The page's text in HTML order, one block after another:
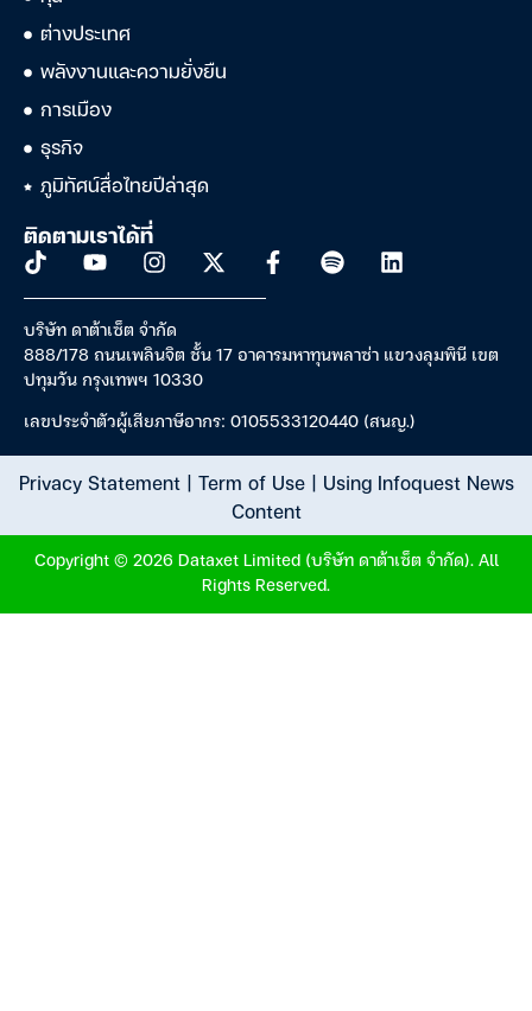
ต่างประเทศ
พลังงานและความยั่งยืน
การเมือง
ธุรกิจ
ภูมิทัศน์สื่อไทยปีล่าสุด
ติดตามเราได้ที่
บริษัท ดาต้าเซ็ต จำกัด
888/178 ถนนเพลินจิต ชั้น 17 อาคารมหาทุนพลาซ่า แขวงลุมพินี เขต
ปทุมวัน กรุงเทพฯ 10330
เลขประจำตัวผู้เสียภาษีอากร: 0105533120440 (สนญ.)
Privacy Statement| Term of Use| Using Infoquest News
Content
Copyright © 2026 Dataxet Limited (บริษัท ดาต้าเซ็ต จำกัด). All
Rights Reserved.